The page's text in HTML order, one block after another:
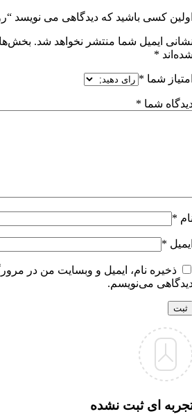
کسی باشید که دیدگاهی می نویسد
ایمیل شما منتشر نخواهد شد.
*
شما *
شما *
*
*
ذخیره نام، ایمیل و وبسایت من در
می‌نویسم.
ای ثبت نشده